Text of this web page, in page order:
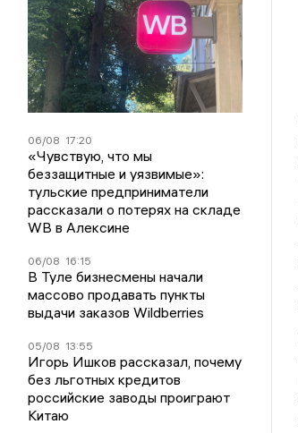
06/08 17:20
«Чувствую, что мы
беззащитные и уязвимые»:
тульские предприниматели
рассказали о потерях на складе
WB в Алексине
06/08 16:15
В Туле бизнесмены начали
массово продавать пункты
выдачи заказов Wildberries
05/08 13:55
Игорь Ишков рассказал, почему
без льготных кредитов
российские заводы проиграют
Китаю